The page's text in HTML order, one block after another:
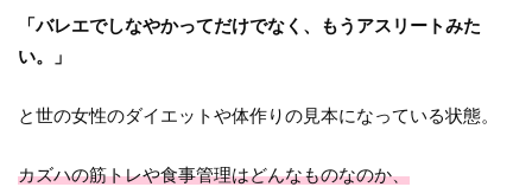
「バレエでしなやかってだけでなく、もうアスリートみた
い。」
と世の女性のダイエットや体作りの見本になっている状態。
カズハの筋トレや食事管理はどんなものなのか、